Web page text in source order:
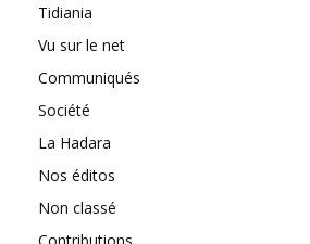
Tidiania
Vu sur le net
Communiqués
Société
La Hadara
Nos éditos
Non classé